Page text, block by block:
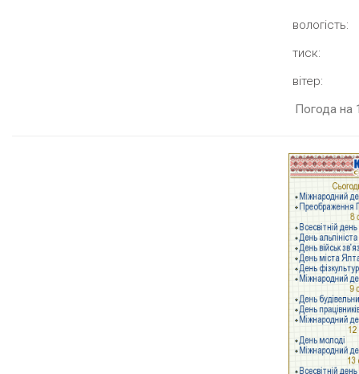
вологість:
тиск:
вітер:
Погода на